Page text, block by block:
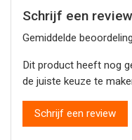
Schrijf een review
Gemiddelde beoordeling
Dit product heeft nog
de juiste keuze te
Schrijf een review